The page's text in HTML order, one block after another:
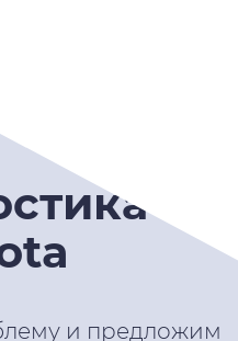
и предложим